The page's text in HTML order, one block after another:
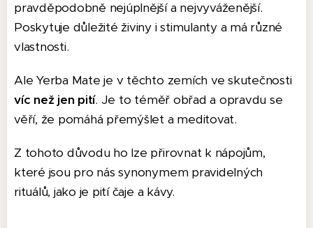
pravděpodobně nejúplnější a nejvyváženější.
Poskytuje důležité živiny i stimulanty a má různé
vlastnosti.
Ale Yerba Mate je v těchto zemích ve skutečnosti
víc než jen pití. Je to téměř obřad a opravdu se
věří, že pomáhá přemýšlet a meditovat.
Z tohoto důvodu ho lze přirovnat k nápojům,
které jsou pro nás synonymem pravidelných
rituálů, jako je pití čaje a kávy.